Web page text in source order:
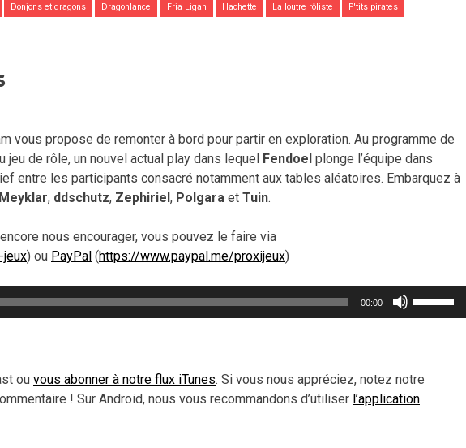
Donjons et dragons Dragonlance Fria Ligan Hachette La loutre rôliste P'tits pirates
vous propose de remonter à bord pour partir en exploration. Au programme de
jeu de rôle, un nouvel actual play dans lequel Fendoel plonge l’équipe dans
entre les participants consacré notamment aux tables aléatoires. Embarquez à
Meyklar, ddschutz, Zephiriel, Polgara et Tuin.
nous encourager, vous pouvez le faire via
) ou PayPal (https://www.paypal.me/proxijeux)
00:00
ou vous abonner à notre flux iTunes. Si vous nous appréciez, notez notre
! Sur Android, nous vous recommandons d’utiliser l’application